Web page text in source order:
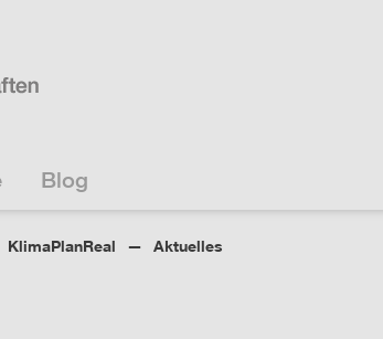
Blog
KlimaPlanReal Aktuelles